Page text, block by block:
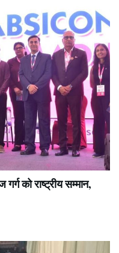
को राष्ट्रीय सम्मान,